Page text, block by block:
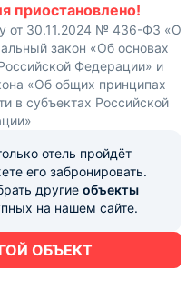
приостановлено!
от 30.11.2024 № 436-ФЗ «О
закон «Об основах
Федерации» и
«Об общих принципах
в субъектах Российской
отель пройдёт
его забронировать.
другие объекты
на нашем сайте.
ОБЪЕКТ